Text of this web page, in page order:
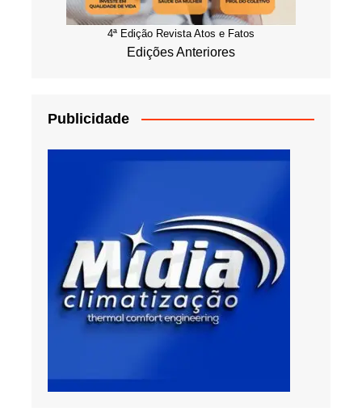
4ª Edição Revista Atos e Fatos
Edições Anteriores
Publicidade